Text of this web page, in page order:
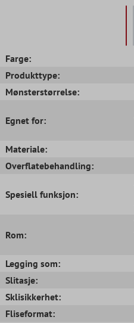
Farge:
Produkttype:
Mønsterstørrelse:
Egnet for:
Materiale:
Overflatebehandling:
Spesiell funksjon:
Rom:
Legging som:
Slitasje:
Sklisikkerhet:
Fliseformat: